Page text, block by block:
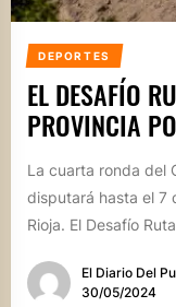
DEPORTES
EL DESAFÍO
PROVINCIA
La cuarta ronda del
disputará hasta el 7
Rioja. El Desafío
El Diario Del
30/05/2024